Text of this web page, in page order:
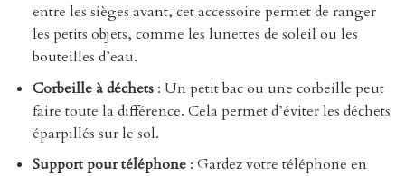
entre les sièges avant, cet accessoire permet de ranger
les petits objets, comme les lunettes de soleil ou les
bouteilles d’eau.
Corbeille à déchets: Un petit bac ou une corbeille peut
faire toute la différence. Cela permet d’éviter les déchets
éparpillés sur le sol.
Support pour téléphone: Gardez votre téléphone en